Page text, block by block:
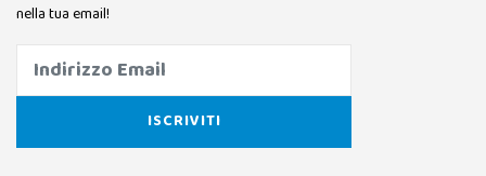
nella tua email!